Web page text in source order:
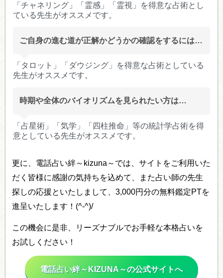
「チャネリング」「霊感」「霊視」を得意な占術とし
ている先生がオススメです。
ご自身の進む道が正解かどうかの確認をするには…
「タロット」「ダウジング」を得意な占術としている
先生がオススメです。
時期や全体のバイオリズムを見られたい方は…
「占星術」「気学」「四柱推命」等の統計学占術を得
意としている先生がオススメです。
更に、電話占い絆～kizuna～では、サイトをご利用いた
だく皆様に感謝の気持ちを込めて、また占い師の先生
探しの応援といたしまして、3,000円分の無料鑑定PTを
進呈いたします！(^-^)/
この機会に是非、リーズナブルでお手軽な本格占いを
お試しください！
電話占い絆～KIZUNA～の公式サイトへ